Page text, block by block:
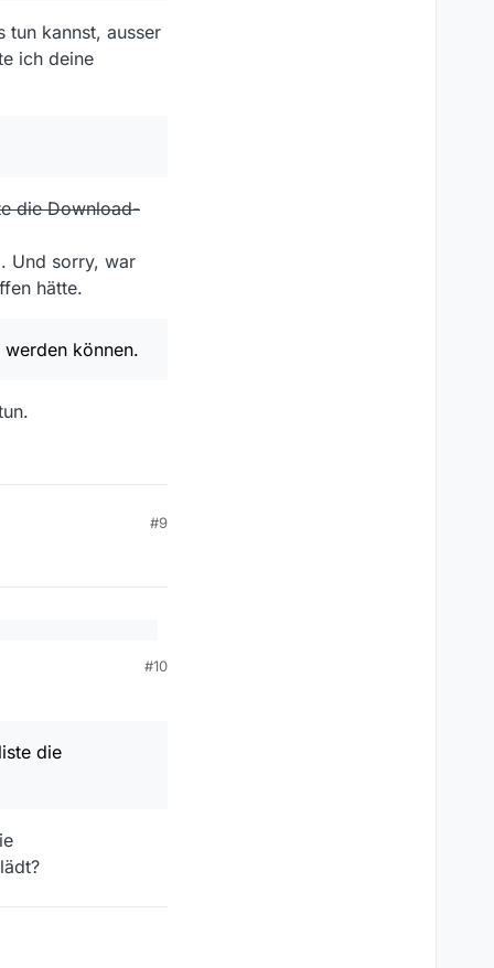
tun kannst, ausser
ich deine
die Download-
Und sorry, war
hätte.
können.
#9
war gedanklich
können.
#10
die